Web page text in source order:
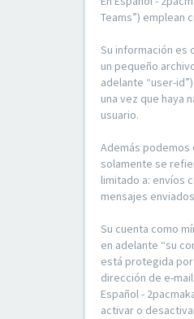
Teams”) emplean
Su información es
un pequeño
adelante “user-
una vez que haya
usuario.
Además podemos
solamente se
limitado a: envíos
mensajes
Su cuenta como
en adelante “su
está protegida por
dirección de e-
Español -
activar o